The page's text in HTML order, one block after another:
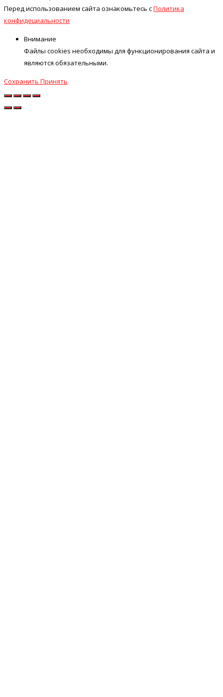
Перед использованием сайта ознакомьтесь сПолитика
конфидециальности
Внимание
Файлы cookies необходимы для функционирования сайта и
являются обязательными.
Сохранить Принять